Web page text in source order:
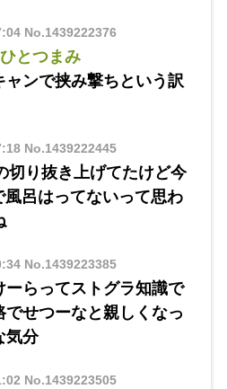
No.1439222376
とつまみ
ャンで挟み撃ちという訳
No.1439222445
切り抜き上げてたけど今
呂はってないって思わ
No.1439223385
らってストグラ知識で
せつーなと親しくなっ
気分
No.1439223505